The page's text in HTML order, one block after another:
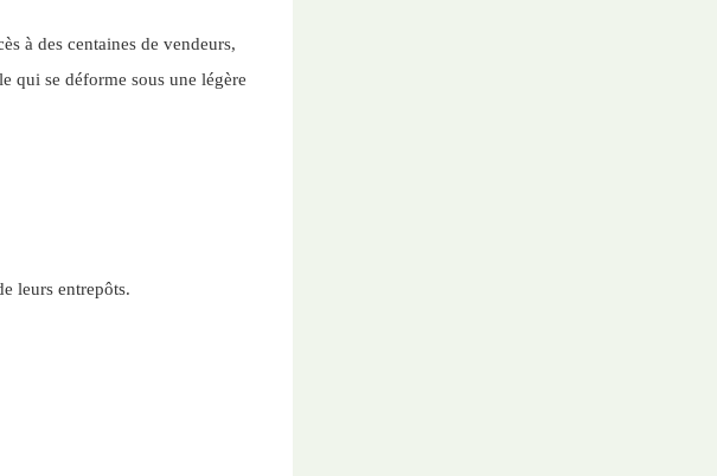
à des centaines de vendeurs,
qui se déforme sous une légère
leurs entrepôts.